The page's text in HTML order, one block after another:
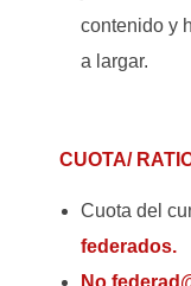
contenido y
a largar.
CUOTA/
Cuota del
federados.